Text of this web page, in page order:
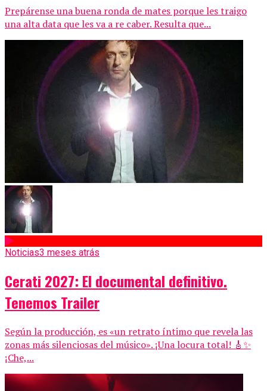
Prepárense una buena ronda de mates porque les traigo
una alta data que les va a re caber. Resulta que...
Noticias3 meses atrás
Cerati 2027: El documental definitivo.
Tenemos Trailer
Según la producción, es «un retrato íntimo que revela las
zonas más silenciosas del músico». ¡Una locura total! 🎸✨
¡Che,...